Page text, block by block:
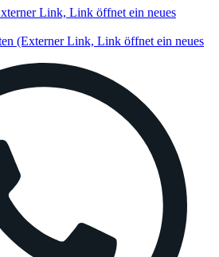
Link, Link öffnet ein neues
(Externer Link, Link öffnet ein neues